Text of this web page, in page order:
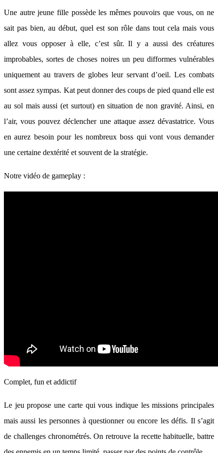
Une autre jeune fille possède les mêmes pouvoirs que vous, on ne
sait pas bien, au début, quel est son rôle dans tout cela mais vous
allez vous opposer à elle, c’est sûr. Il y a aussi des créatures
improbables, sortes de choses noires un peu difformes vulnérables
uniquement au travers de globes leur servant d’oeil. Les combats
sont assez sympas. Kat peut donner des coups de pied quand elle est
au sol mais aussi (et surtout) en situation de non gravité. Ainsi, en
l’air, vous pouvez déclencher une attaque assez dévastatrice. Vous
en aurez besoin pour les nombreux boss qui vont vous demander
une certaine dextérité et souvent de la stratégie.
Notre vidéo de gameplay :
Complet, fun et addictif
Le jeu propose une carte qui vous indique les missions principales
mais aussi les personnes à questionner ou encore les défis. Il s’agit
de challenges chronométrés. On retrouve la recette habituelle, battre